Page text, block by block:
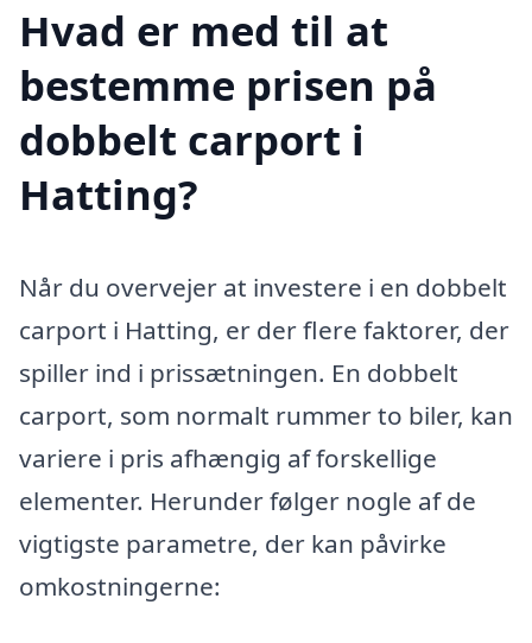
Hvad er med til at
bestemme prisen på
dobbelt carport i
Hatting?
Når du overvejer at investere i en dobbelt
carport i Hatting, er der flere faktorer, der
spiller ind i prissætningen. En dobbelt
carport, som normalt rummer to biler, kan
variere i pris afhængig af forskellige
elementer. Herunder følger nogle af de
vigtigste parametre, der kan påvirke
omkostningerne: